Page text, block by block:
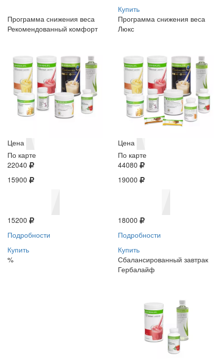
Купить
Программа снижения веса
Рекомендованный комфорт
Цена
По карте
22040
15900
15200
Подробности
Купить
%
Программа снижения веса
Люкс
Цена
По карте
44080
19000
18000
Подробности
Купить
Сбалансированный завтрак
Гербалайф